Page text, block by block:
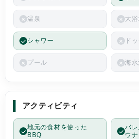
温泉 大浴
シャワー ド
プール 海水
アクティビティ
地元の食材を使った
BBQ
バ
ウナ